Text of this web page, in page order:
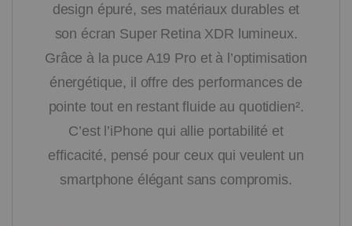
design épuré, ses matériaux durables et
son écran Super Retina XDR lumineux.
Grâce à la puce A19 Pro et à l’optimisation
énergétique, il offre des performances de
pointe tout en restant fluide au quotidien².
C’est l’iPhone qui allie portabilité et
efficacité, pensé pour ceux qui veulent un
smartphone élégant sans compromis.